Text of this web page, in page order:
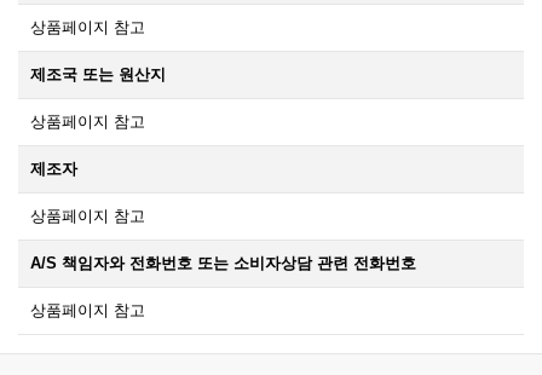
상품페이지 참고
제조국 또는 원산지
상품페이지 참고
제조자
상품페이지 참고
A/S 책임자와 전화번호 또는 소비자상담 관련 전화번호
상품페이지 참고